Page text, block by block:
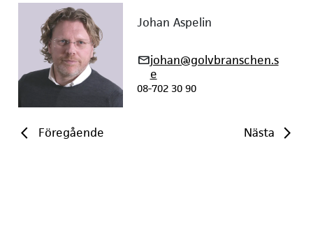
Johan Aspelin
johan@golvbranschen.s
e
08-702 30 90
Föregående Nästa